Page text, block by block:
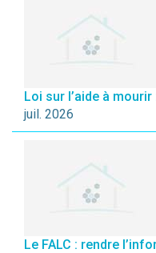
Loi sur l’aide à
juil. 2026
Le FALC : rendre